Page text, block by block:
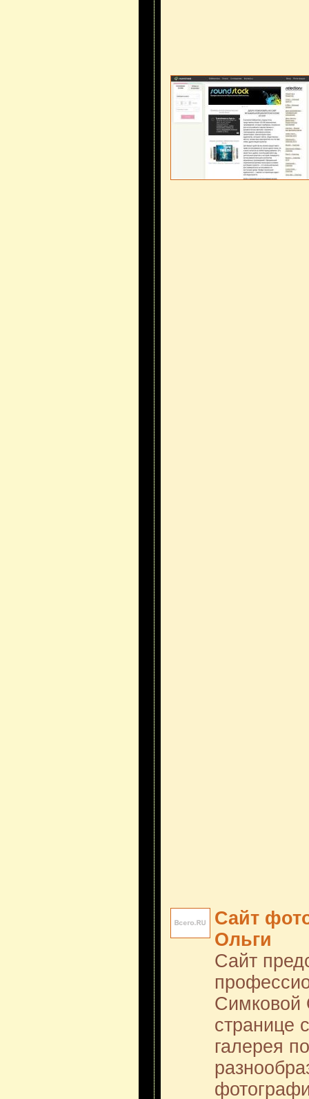
Сайт
Ольги
Сайт
Симковой
странице
галерея